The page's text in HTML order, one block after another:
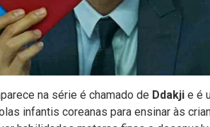
na série é chamado de Ddakji e é
infantis coreanas para ensinar às